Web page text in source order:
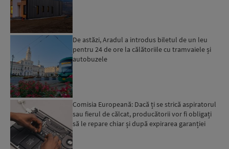
De astăzi, Aradul a introdus biletul de un leu
pentru 24 de ore la călătoriile cu tramvaiele și
autobuzele
Comisia Europeană: Dacă ți se strică aspiratorul
sau fierul de călcat, producătorii vor fi obligați
să le repare chiar și după expirarea garanției